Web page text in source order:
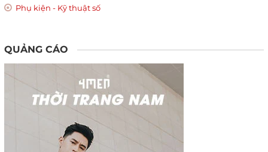
Phụ kiện - Kỹ thuật số
QUẢNG CÁO